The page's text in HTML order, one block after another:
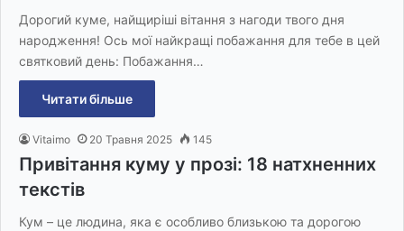
Дорогий куме, найщиріші вітання з нагоди твого дня
народження! Ось мої найкращі побажання для тебе в цей
святковий день: Побажання…
Читати більше
Vitaimo 20 Травня 2025 145
Привітання куму у прозі: 18 натхненних
текстів
Кум – це людина, яка є особливо близькою та дорогою